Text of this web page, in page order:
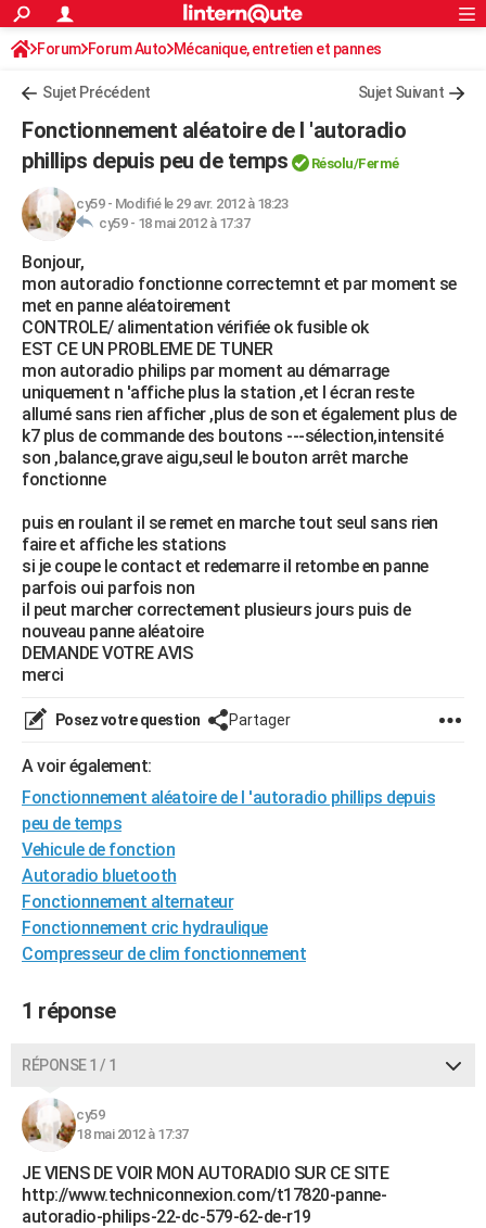
ACTUALITÉS
Politique
Société
Faits Divers
Education
Monde
Villes
+
Programme TV
Streaming
Cinéma
Sorties cinéma
Musique
FINANCE
Retraite
Impôts
Epargne
Immobilier
Risques naturels par ville
Banque
Assurance
Crédit
AUTO
Réserver un essai
Citadines
Berlines
Forum auto
Mobiles
Meilleur smartphone
Internet
Ordinateurs
Jeux vidéo
Guide high-tech
+BRICOLAGE
Forum
Aménagement intérieur
Extérieur
Cuisine
Salle de bains
Jardinage
Rangement
WEEK-END
Guides de France
Escapades
Patrimoine
Expositions
Musées
Week-end nature
+LIFESTYLE
Art de vivre
Bien-être
Loisirs
Mode
Modes de vie
SANTE
Alimentation
Guide de la santé
Maladies
Médicaments
Sommeil
VOYAGE
PHOTO
GUIDES D'ACHAT
BONS PLANS
CARTE DE VOEUX
Carte de Noël
Carte Bonne année
Carte Saint-Valentin
Carte Pâques
Carte d'anniversaire
Dictionnaire
Biographies
Citations
Expressions
Proverbes
PROGRAMME TV
COPAINS D'AVANT
S'inscrire
Se connecter
Lycées
Collèges
Primaires
Universités
Entreprises
Service militaire
Avis de recherche
AVIS DE DÉCÈS
Bricolage
Lifestyle
Culture
Sport
Auto
Television
Voyage
Cinema
Rechercher
S'inscrire
Connexion
Forum Forum Auto Mécanique, entretien et pannes
Autoradio / Système embarqué, CB
Sujet Précédent Sujet Suivant
Fonctionnement aléatoire de l 'autoradio
phillips depuis peu de temps
Résolu/Fermé
cy59- Modifié le 29 avr. 2012 à 18:23
cy59 - 18 mai 2012 à 17:37
Bonjour,
mon autoradio fonctionne correctemnt et par moment se
met en panne aléatoirement
CONTROLE/ alimentation vérifiée ok fusible ok
EST CE UN PROBLEME DE TUNER
mon autoradio philips par moment au démarrage
uniquement n 'affiche plus la station ,et l écran reste
allumé sans rien afficher ,plus de son et également plus de
k7 plus de commande des boutons ---sélection,intensité
son ,balance,grave aigu,seul le bouton arrêt marche
fonctionne
puis en roulant il se remet en marche tout seul sans rien
faire et affiche les stations
si je coupe le contact et redemarre il retombe en panne
parfois oui parfois non
il peut marcher correctement plusieurs jours puis de
nouveau panne aléatoire
DEMANDE VOTRE AVIS
merci
Posez votre question Partager
A voir également:
Fonctionnement aléatoire de l 'autoradio phillips depuis
peu de temps
Vehicule de fonction
Autoradio bluetooth
Fonctionnement alternateur
Fonctionnement cric hydraulique
Compresseur de clim fonctionnement
1 réponse
RÉPONSE 1 / 1
cy59
18 mai 2012 à 17:37
JE VIENS DE VOIR MON AUTORADIO SUR CE SITE
http://www.techniconnexion.com/t17820-panne-
autoradio-philips-22-dc-579-62-de-r19